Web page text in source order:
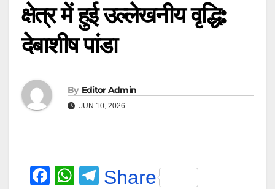
क्षेत्र में हुई उल्लेखनीय वृद्धि:
देबाशीष पांडा
By Editor Admin
JUN 10, 2026
F
W T
Share